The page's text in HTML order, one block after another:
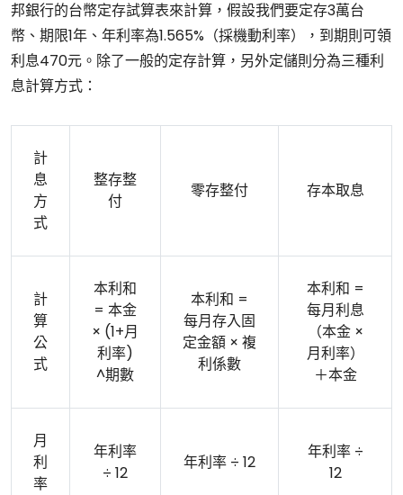
邦銀行的台幣定存試算表來計算，假設我們要定存3萬台
幣、期限1年、年利率為1.565%（採機動利率），到期則可領
利息470元。除了一般的定存計算，另外定儲則分為三種利
息計算方式：
計
息
方
式
整存整
付
零存整付 存本取息
計
算
公
式
本利和
= 本金
× (1+月
利率)
^期數
本利和 =
每月存入固
定金額 × 複
利係數
本利和 =
每月利息
（本金 ×
月利率）
＋本金
月
利
率
年利率
÷ 12
年利率 ÷ 12
年利率 ÷
12